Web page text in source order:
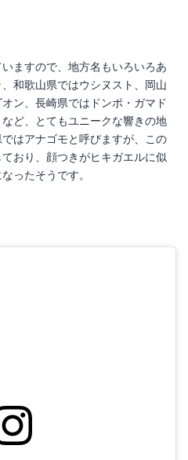
ますので、地方名もいろいろあ
和歌山県ではウシヌスト、岡山
ン、長崎県ではドンポ・ガマド
ど、とてもユニークな響きの地
はアナゴモと呼びますが、この
おり、顔つきがヒキガエルに似
ったそうです。